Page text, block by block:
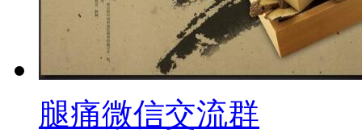
腿痛微信交流群